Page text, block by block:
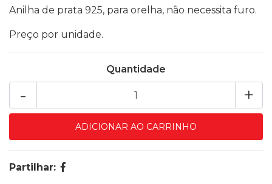
Anilha de prata 925, para orelha, não necessita furo.
Preço por unidade.
Quantidade
+
-
Partilhar: